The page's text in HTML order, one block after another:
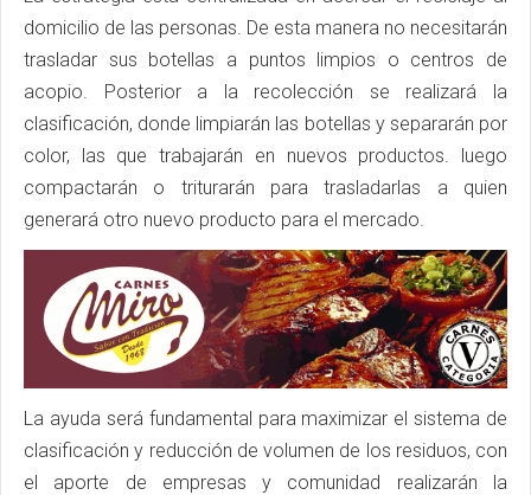
domicilio de las personas. De esta manera no necesitarán
trasladar sus botellas a puntos limpios o centros de
acopio. Posterior a la recolección se realizará la
clasificación, donde limpiarán las botellas y separarán por
color, las que trabajarán en nuevos productos. luego
compactarán o triturarán para trasladarlas a quien
generará otro nuevo producto para el mercado.
La ayuda será fundamental para maximizar el sistema de
clasificación y reducción de volumen de los residuos, con
el aporte de empresas y comunidad realizarán la